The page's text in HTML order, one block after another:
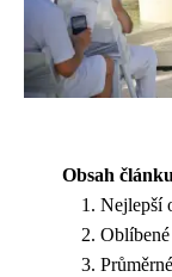
Obsah
Nejlepší